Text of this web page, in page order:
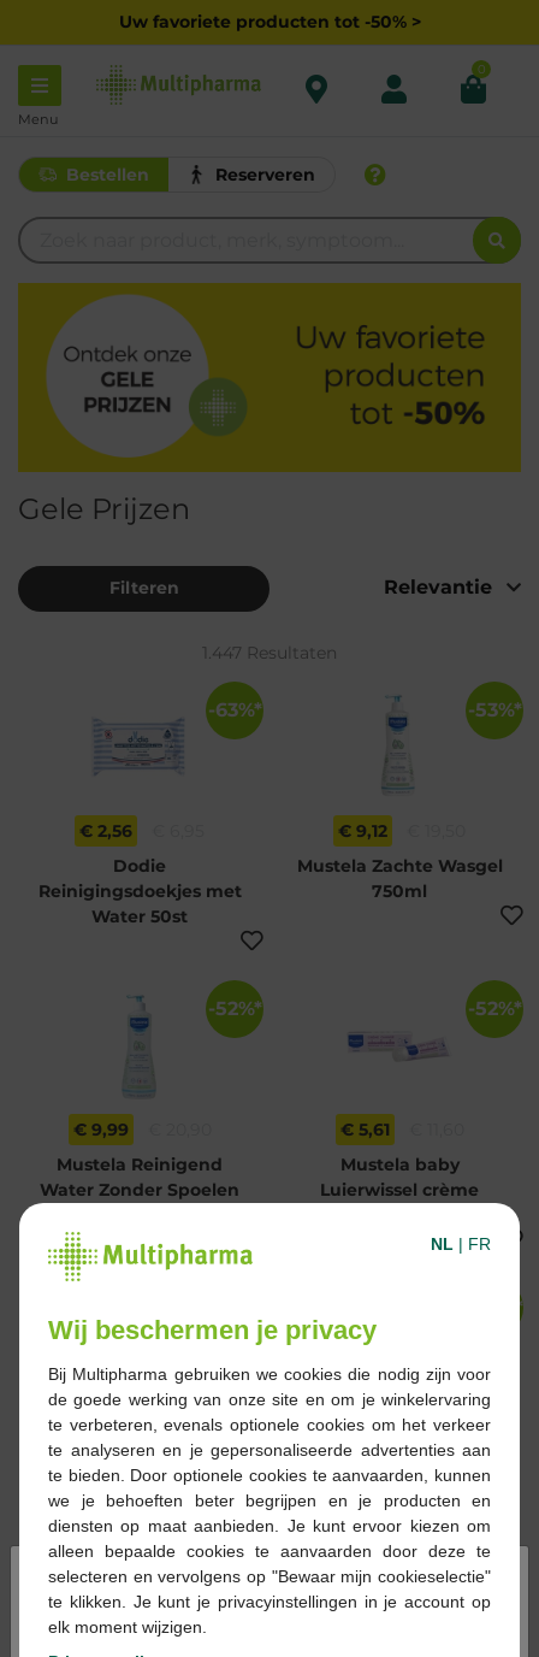
Uw favoriete producten tot -50% >
Menu
0
Bestellen Reserveren
Gele Prijzen
Filteren
1.447 Resultaten
-63%*
€ 2,56
Dodie
Reinigingsdoekjes met
Water 50st
-53%*
€ 9,12
Mustela Zachte Wasgel
750ml
-52%*
€ 9,99
Mustela Reinigend
Water Zonder Spoelen
-52%*
€ 5,61
Mustela baby
Luierwissel crème
€ 11,95
€ 24,50
Mustela Hydra Baby
Lichaamsmelk 750ml
-50%*
€ 14,95
€ 29,90
Caudalie Onzichtbare
Spray met Hoge
Bescherming SPF50
150ml
×
NL | FR
Wij beschermen je privacy
Bij Multipharma gebruiken we cookies die nodig zijn voor
de goede werking van onze site en om je winkelervaring
te verbeteren, evenals optionele cookies om het verkeer
te analyseren en je gepersonaliseerde advertenties aan
te bieden. Door optionele cookies te aanvaarden, kunnen
we je behoeften beter begrijpen en je producten en
diensten op maat aanbieden. Je kunt ervoor kiezen om
alleen bepaalde cookies te aanvaarden door deze te
selecteren en vervolgens op "Bewaar mijn cookieselectie"
te klikken. Je kunt je privacyinstellingen in je account op
elk moment wijzigen.